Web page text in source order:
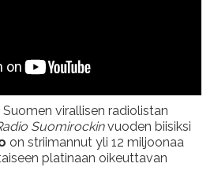
virallisen radiolistan
Suomirockinvuoden biisiksi
on striimannut yli 12 miljoonaa
platinaan oikeuttavan